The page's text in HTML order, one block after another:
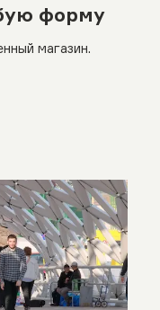
форму
магазин.